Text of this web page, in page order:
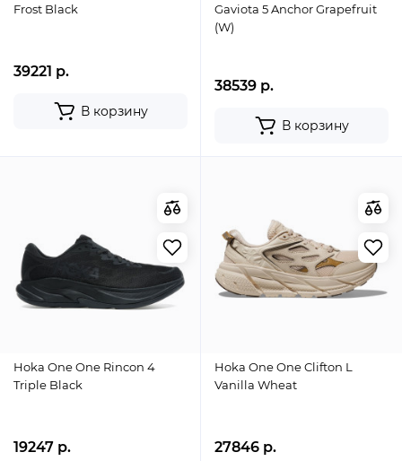
Frost Black
39221 р.
В корзину
Gaviota 5 Anchor Grapefruit
(W)
38539 р.
В корзину
Hoka One One Rincon 4
Triple Black
19247 р.
Hoka One One Clifton L
Vanilla Wheat
27846 р.